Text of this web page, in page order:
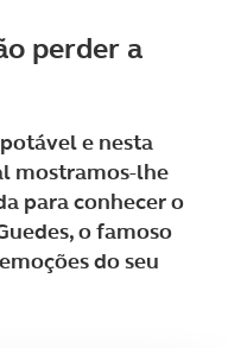
perder a
e nesta
mostramos-lhe
para conhecer o
o famoso
do seu